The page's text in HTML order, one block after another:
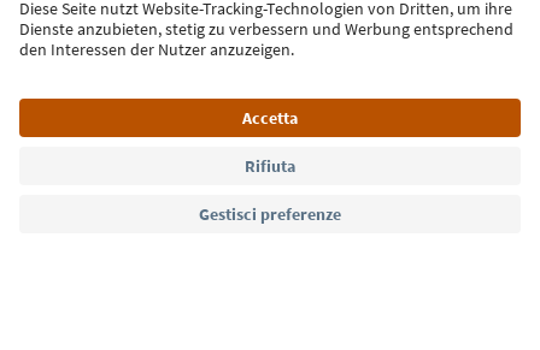
Iscriviti alla newsletter